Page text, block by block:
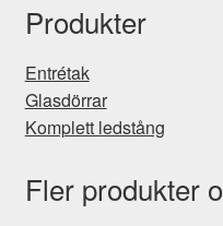
Produkter
Entrétak
Glasdörrar
Komplett ledstång
Fler produkter